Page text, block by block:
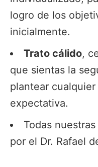
logro de los
inicialmente.
Trato cálido,
que sientas la
plantear
expectativa.
Todas
por el Dr. Rafael